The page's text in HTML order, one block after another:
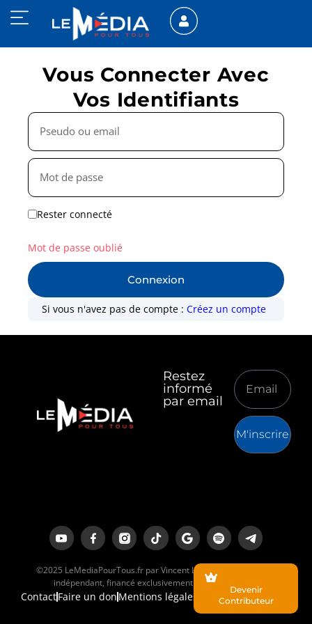
Vous Connecter Avec
Vos Identifiants
Rester connecté
Connexion
Mot de passe oublié
Si vous n'avez pas de compte :Créez un compte
Restez
informé
par email
M'inscrire
©2025 LeMediaPourTous.fr par Vincent Lapierre est un média
indépendant, financé exclusivement par ses lecteurs.
ContactFaire un don Mentions légales
Devenir
Contributeur